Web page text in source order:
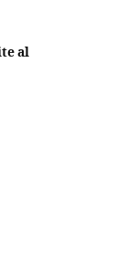
al